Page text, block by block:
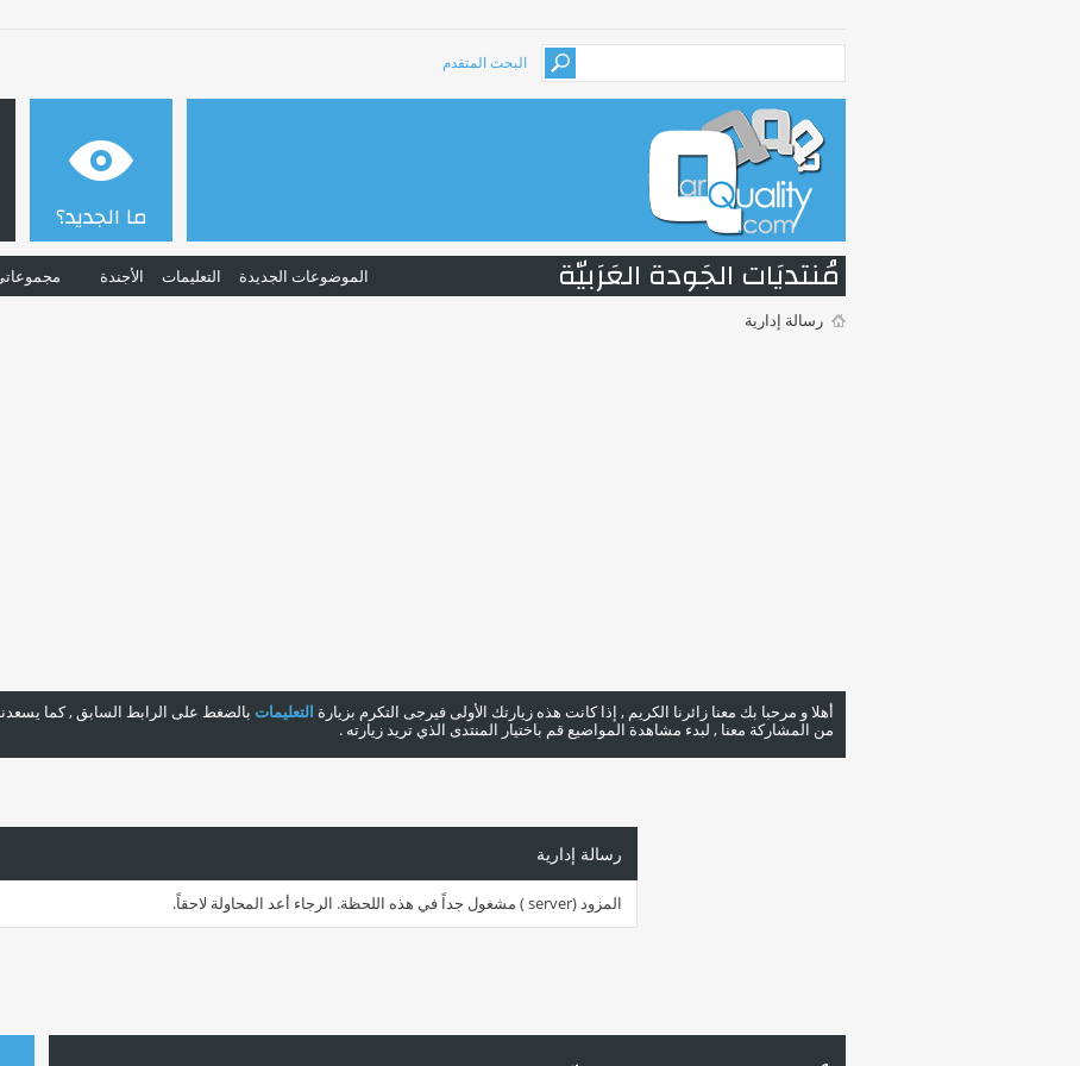
البحث المتقدم
ما الجديد؟
الموضوعات الجديدة التعليمات الأجندة مُنتديَات الجَودة العَرَبيّة
رسالة إدارية
أهلا و مرحبا بك معنا زائرنا الكريم , إذا كانت هذه زيارتك الأولى فيرجى التكرم بزيارة التعليمات بالضغط على الرابط السابق , كما
من المشاركة معنا , لبدء مشاهدة المواضيع قم باختيار المنتدى الذي تريد زيارته .
رسالة إدارية
المزود (server ) مشغول جداً في هذه اللحظة. الرجاء أعد المحاولة لاحقاً.